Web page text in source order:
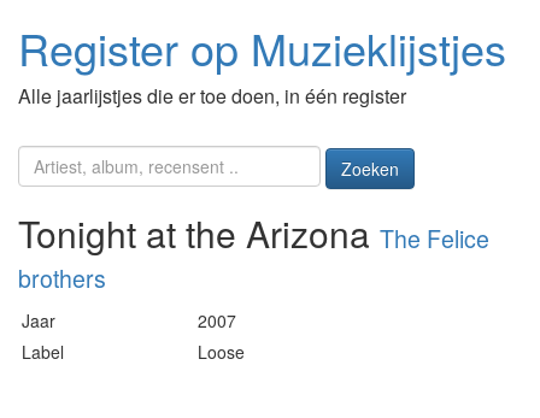
Register op Muzieklijstjes
Alle jaarlijstjes die er toe doen, in één register
Zoeken
Tonight at the Arizona The Felice
brothers
Jaar
2007
Label
Loose